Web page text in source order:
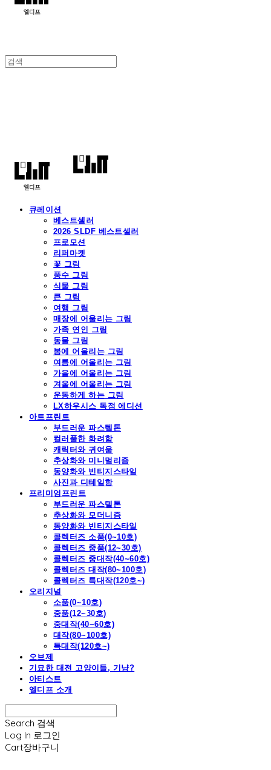
큐레이션
베스트셀러
2026 SLDF 베스트셀러
프로모션
리퍼마켓
꽃 그림
풍수 그림
식물 그림
큰 그림
여행 그림
매장에 어울리는 그림
가족 연인 그림
동물 그림
봄에 어울리는 그림
여름에 어울리는 그림
가을에 어울리는 그림
겨울에 어울리는 그림
운동하게 하는 그림
LX하우시스 독점 에디션
아트프린트
부드러운 파스텔톤
컬러풀한 화려함
캐릭터와 귀여움
추상화와 미니멀리즘
동양화와 빈티지스타일
사진과 디테일함
프리미엄프린트
부드러운 파스텔톤
추상화와 모더니즘
동양화와 빈티지스타일
콜렉터즈 소품(0~10호)
콜렉터즈 중품(12~30호)
콜렉터즈 중대작(40~60호)
콜렉터즈 대작(80~100호)
콜렉터즈 특대작(120호~)
오리지널
소품(0~10호)
중품(12~30호)
중대작(40~60호)
대작(80~100호)
특대작(120호~)
오브제
기묘한 대전 고양이들, 기냥?
아티스트
엘디프 소개
Search 검색
Log In 로그인
Cart장바구니